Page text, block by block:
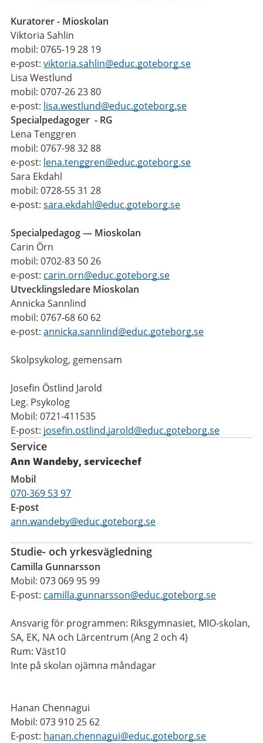
Kuratorer - Mioskolan
Viktoria Sahlin
mobil: 0765-19 28 19
e-post: viktoria.sahlin@educ.goteborg.se
Lisa Westlund
mobil: 0707-26 23 80
e-post: lisa.westlund@educ.goteborg.se
Specialpedagoger - RG
Lena Tenggren
mobil: 0767-98 32 88
e-post: lena.tenggren@educ.goteborg.se
Sara Ekdahl
mobil: 0728-55 31 28
e-post: sara.ekdahl@educ.goteborg.se
Specialpedagog — Mioskolan
Carin Örn
mobil: 0702-83 50 26
e-post: carin.orn@educ.goteborg.se
Utvecklingsledare Mioskolan
Annicka Sannlind
mobil: 0767-68 60 62
e-post: annicka.sannlind@educ.goteborg.se
Skolpsykolog, gemensam
Josefin Östlind Jarold
Leg. Psykolog
Mobil: 0721-411535
E-post: josefin.ostlind.jarold@educ.goteborg.se
Service
Ann Wandeby, servicechef
Mobil
070-369 53 97
E-post
ann.wandeby@educ.goteborg.se
Studie- och yrkesvägledning
Camilla Gunnarsson
Mobil: 073 069 95 99
E-post: camilla.gunnarsson@educ.goteborg.se
Ansvarig för programmen: Riksgymnasiet, MIO-skolan,
SA, EK, NA och Lärcentrum (Ang 2 och 4)
Rum: Väst10
Inte på skolan ojämna måndagar
Hanan Chennagui
Mobil: 073 910 25 62
E-post: hanan.chennagui@educ.goteborg.se